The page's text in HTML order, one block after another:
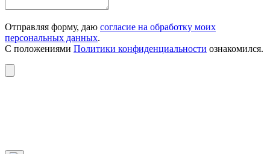
Отправляя форму, даю согласие на обработку моих
персональных данных.
С положениями Политики конфиденциальности ознакомился.